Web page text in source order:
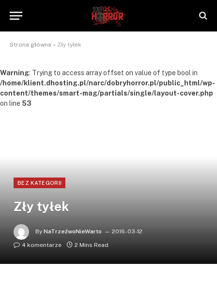
Strona główna » Zły tyłek
Warning: Trying to access array offset on value of type bool in
/home/klient.dhosting.pl/narc/dobryhorror.pl/public_html/wp-
content/themes/smart-mag/partials/single/layout-cover.php
on line 53
BEZ KATEGORII
Zły tyłek
By NaTrzeźwoNieWarto
2016-03-12
4 komentarze
2 Mins Read